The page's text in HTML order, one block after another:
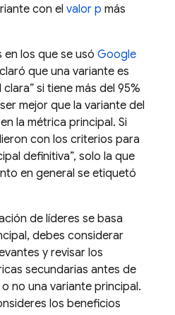
con el valor p más
en los que se usó Google
que una variante es
si tiene más del 95%
mejor que la variante del
la métrica principal. Si
con los criterios para
definitiva”, solo la que
en general se etiquetó
de líderes se basa
debes considerar
y revisar los
secundarias antes de
no una variante principal.
los beneficios